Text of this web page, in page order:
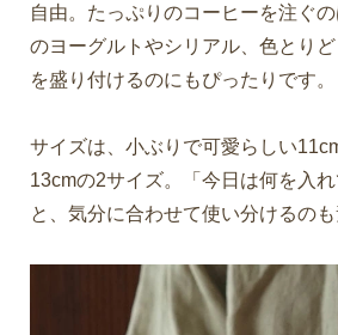
自由。たっぷりのコーヒーを注ぐ
のヨーグルトやシリアル、色とり
を盛り付けるのにもぴったりです。
サイズは、小ぶりで可愛らしい
13cmの2サイズ。「今日は何を入れ
と、気分に合わせて使い分けるのも